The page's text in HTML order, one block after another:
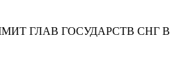
ГЛАВ ГОСУДАРСТВ СНГ В